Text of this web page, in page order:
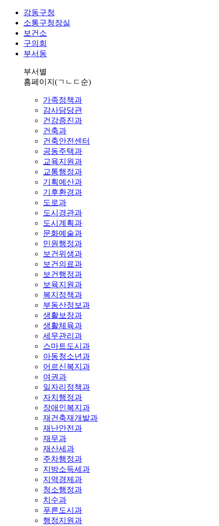
강동구청
소통구청장실
보건소
구의회
부서동
부서별
홈페이지 (ㄱㄴㄷ순)
가족정책과
감사담당관
건강증진과
건축과
건축안전센터
공동주택과
교육지원과
교통행정과
기획예산과
기후환경과
도로과
도시경관과
도시계획과
문화예술과
민원행정과
보건위생과
보건의료과
보건행정과
보육지원과
복지정책과
부동산정보과
생활보장과
생활체육과
세무관리과
스마트도시과
아동청소년과
어르신복지과
여권과
일자리정책과
자치행정과
장애인복지과
재건축재개발과
재난안전과
재무과
재산세과
주차행정과
지방소득세과
지역경제과
청소행정과
치수과
푸른도시과
행정지원과